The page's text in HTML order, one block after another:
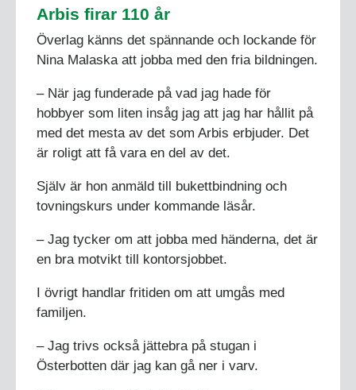
Arbis firar 110 år
Överlag känns det spännande och lockande för
Nina Malaska att jobba med den fria bildningen.
– När jag funderade på vad jag hade för
hobbyer som liten insåg jag att jag har hållit på
med det mesta av det som Arbis erbjuder. Det
är roligt att få vara en del av det.
Själv är hon anmäld till bukettbindning och
tovningskurs under kommande läsår.
– Jag tycker om att jobba med händerna, det är
en bra motvikt till kontorsjobbet.
I övrigt handlar fritiden om att umgås med
familjen.
– Jag trivs också jättebra på stugan i
Österbotten där jag kan gå ner i varv.